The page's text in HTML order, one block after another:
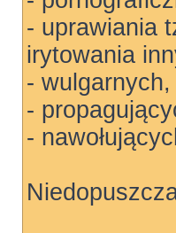
- uprawiania
irytowania
- wulgarnych,
-
-